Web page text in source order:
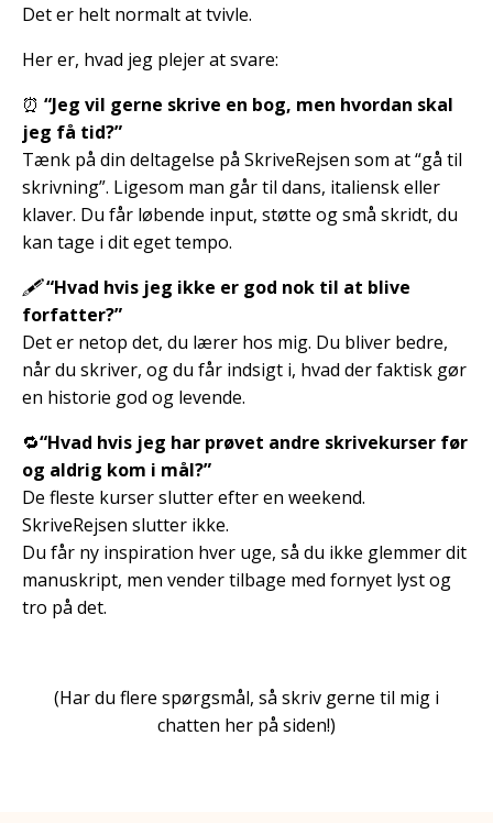
Det er helt normalt at tvivle.
Her er, hvad jeg plejer at svare:
⏰ “Jeg vil gerne skrive en bog, men hvordan skal
jeg få tid?”
Tænk på din deltagelse på SkriveRejsen som at “gå til
skrivning”. Ligesom man går til dans, italiensk eller
klaver. Du får løbende input, støtte og små skridt, du
kan tage i dit eget tempo.
🖋️“Hvad hvis jeg ikke er god nok til at blive
forfatter?”
Det er netop det, du lærer hos mig. Du bliver bedre,
når du skriver, og du får indsigt i, hvad der faktisk gør
en historie god og levende.
🔁“Hvad hvis jeg har prøvet andre skrivekurser før
og aldrig kom i mål?”
De fleste kurser slutter efter en weekend.
SkriveRejsen slutter ikke.
Du får ny inspiration hver uge, så du ikke glemmer dit
manuskript, men vender tilbage med fornyet lyst og
tro på det.
(Har du flere spørgsmål, så skriv gerne til mig i
chatten her på siden!)